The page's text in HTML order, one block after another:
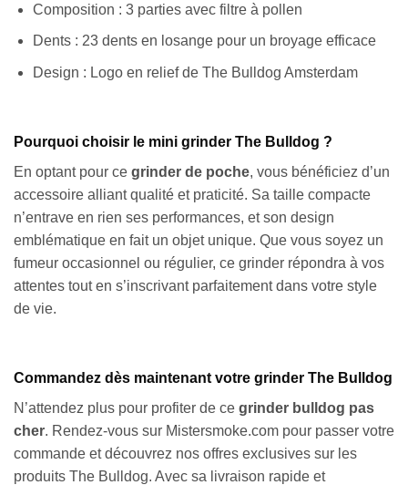
Composition : 3 parties avec filtre à pollen
Dents : 23 dents en losange pour un broyage efficace
Design : Logo en relief de The Bulldog Amsterdam
Pourquoi choisir le mini grinder The Bulldog ?
En optant pour ce grinder de poche, vous bénéficiez d’un
accessoire alliant qualité et praticité. Sa taille compacte
n’entrave en rien ses performances, et son design
emblématique en fait un objet unique. Que vous soyez un
fumeur occasionnel ou régulier, ce grinder répondra à vos
attentes tout en s’inscrivant parfaitement dans votre style
de vie.
Commandez dès maintenant votre grinder The Bulldog
N’attendez plus pour profiter de ce grinder bulldog pas
cher. Rendez-vous sur Mistersmoke.com pour passer votre
commande et découvrez nos offres exclusives sur les
produits The Bulldog. Avec sa livraison rapide et